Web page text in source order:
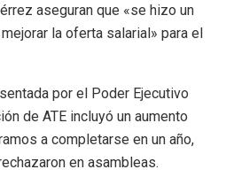
aseguran que «se hizo un
la oferta salarial» para el
por el Poder Ejecutivo
de ATE incluyó un aumento
a completarse en un año,
en asambleas.